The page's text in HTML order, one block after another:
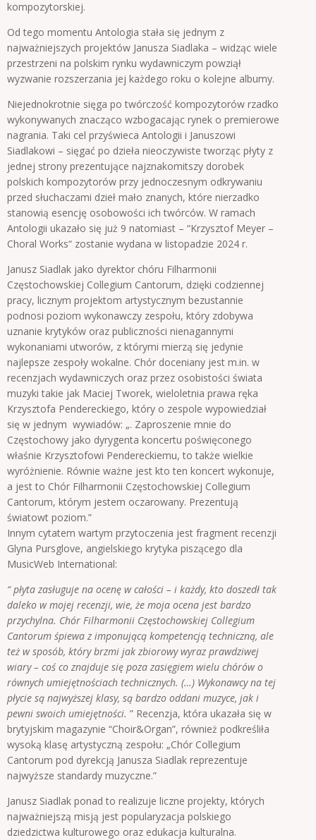
kompozytorskiej.
Od tego momentu Antologia stała się jednym z
najważniejszych projektów Janusza Siadlaka – widząc wiele
przestrzeni na polskim rynku wydawniczym powziął
wyzwanie rozszerzania jej każdego roku o kolejne albumy.
Niejednokrotnie sięga po twórczość kompozytorów rzadko
wykonywanych znacząco wzbogacając rynek o premierowe
nagrania. Taki cel przyświeca Antologii i Januszowi
Siadlakowi – sięgać po dzieła nieoczywiste tworząc płyty z
jednej strony prezentujące najznakomitszy dorobek
polskich kompozytorów przy jednoczesnym odkrywaniu
przed słuchaczami dzieł mało znanych, które nierzadko
stanowią esencję osobowości ich twórców. W ramach
Antologii ukazało się już 9 natomiast – “Krzysztof Meyer –
Choral Works“ zostanie wydana w listopadzie 2024 r.
Janusz Siadlak jako dyrektor chóru Filharmonii
Częstochowskiej Collegium Cantorum, dzięki codziennej
pracy, licznym projektom artystycznym bezustannie
podnosi poziom wykonawczy zespołu, który zdobywa
uznanie krytyków oraz publiczności nienagannymi
wykonaniami utworów, z którymi mierzą się jedynie
najlepsze zespoły wokalne. Chór doceniany jest m.in. w
recenzjach wydawniczych oraz przez osobistości świata
muzyki takie jak Maciej Tworek, wieloletnia prawa ręka
Krzysztofa Pendereckiego, który o zespole wypowiedział
się w jednym wywiadów: „. Zaproszenie mnie do
Częstochowy jako dyrygenta koncertu poświęconego
właśnie Krzysztofowi Pendereckiemu, to także wielkie
wyróżnienie. Równie ważne jest kto ten koncert wykonuje,
a jest to Chór Filharmonii Częstochowskiej Collegium
Cantorum, którym jestem oczarowany. Prezentują
światowt poziom.”
Innym cytatem wartym przytoczenia jest fragment recenzji
Glyna Pursglove, angielskiego krytyka piszącego dla
MusicWeb International:
“ płyta zasługuje na ocenę w całości – i każdy, kto doszedł tak
daleko w mojej recenzji, wie, że moja ocena jest bardzo
przychylna. Chór Filharmonii Częstochowskiej Collegium
Cantorum śpiewa z imponującą kompetencją techniczną, ale
też w sposób, który brzmi jak zbiorowy wyraz prawdziwej
wiary – coś co znajduje się poza zasięgiem wielu chórów o
równych umiejętnościach technicznych. (…) Wykonawcy na tej
płycie są najwyższej klasy, są bardzo oddani muzyce, jak i
pewni swoich umiejętności. ” Recenzja, która ukazała się w
brytyjskim magazynie “Choir&Organ”, również podkreśliła
wysoką klasę artystyczną zespołu: „Chór Collegium
Cantorum pod dyrekcją Janusza Siadlak reprezentuje
najwyższe standardy muzyczne.”
Janusz Siadlak ponad to realizuje liczne projekty, których
najważniejszą misją jest popularyzacja polskiego
dziedzictwa kulturowego oraz edukacja kulturalna.